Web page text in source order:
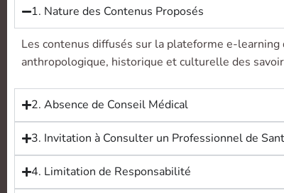
1. Nature des Contenus Proposés
Les contenus diffusés sur la plateforme e-
anthropologique, historique et culturelle des
2. Absence de Conseil Médical
3. Invitation à Consulter un Professionnel de
4. Limitation de Responsabilité